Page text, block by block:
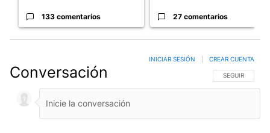
133 comentarios 27 comentarios
Conversación SIGA ESTA
SEGUIR
INICIAR SESIÓN CREAR CUENTA